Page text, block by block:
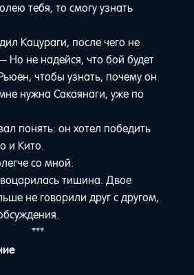
тебя, то смогу узнать
Кацураги, после чего не
Но не надейся, что бой будет
чтобы узнать, почему он
нужна Сакаянаги, уже по
понять: он хотел победить
и Кито.
со мной.
тишина. Двое
не говорили друг с другом,
***